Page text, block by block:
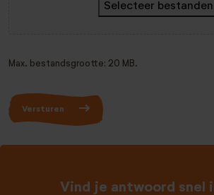
Selecteer bestanden
Max. bestandsgrootte: 20 MB.
Versturen
Vind je antwoord snel